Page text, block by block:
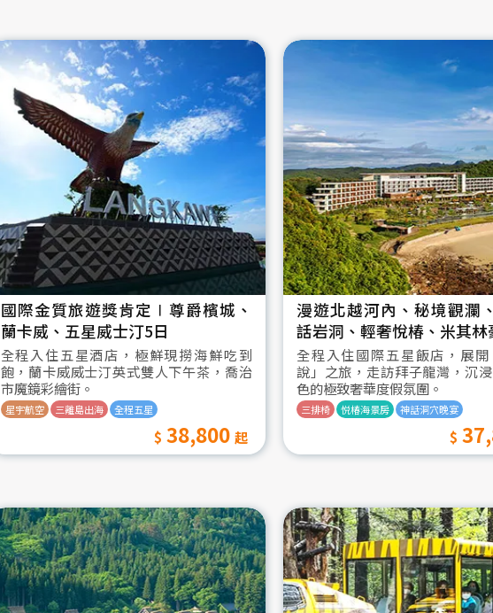
國際金質旅遊獎肯定∣尊爵檳城、
蘭卡威、五星威士汀5日
全程入住五星酒店，極鮮現撈海鮮吃到
飽，蘭卡威威士汀英式雙人下午茶，喬治
市魔鏡彩繪街。
星宇航空 三離島出海 全程五星
38,800
漫遊北越河內、秘境觀瀾
話岩洞、輕奢悅椿、米其林
全程入住國際五星飯店，展
說」之旅，走訪拜子龍灣，沉
色的極致奢華度假氛圍。
三排椅 悦椿海景房 神話洞穴晚宴